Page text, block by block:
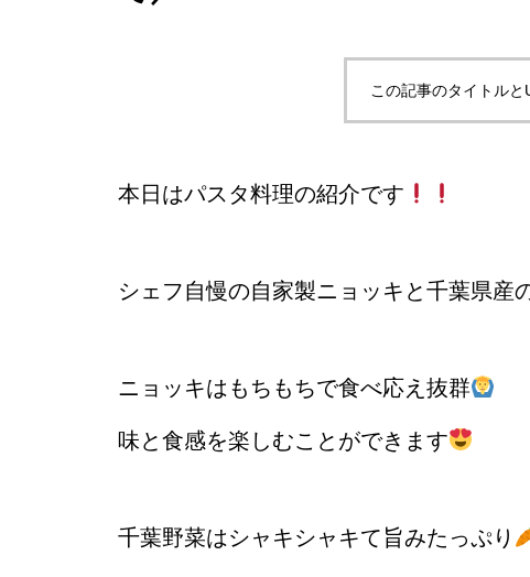
この記事のタイトル
本日はパスタ料理の紹介です
シェフ自慢の自家製ニョッキと千葉県
ニョッキはもちもちで食べ応え抜群
味と食感を楽しむことができます
千葉野菜はシャキシャキて旨みたっぷり